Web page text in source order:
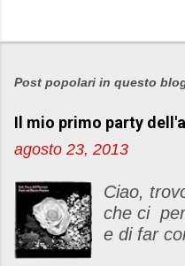
P
s
a
u
c
o
m
m
Post popolari in questo
Il mio primo party
agosto 23, 2013
Ciao,
che ci
e di far